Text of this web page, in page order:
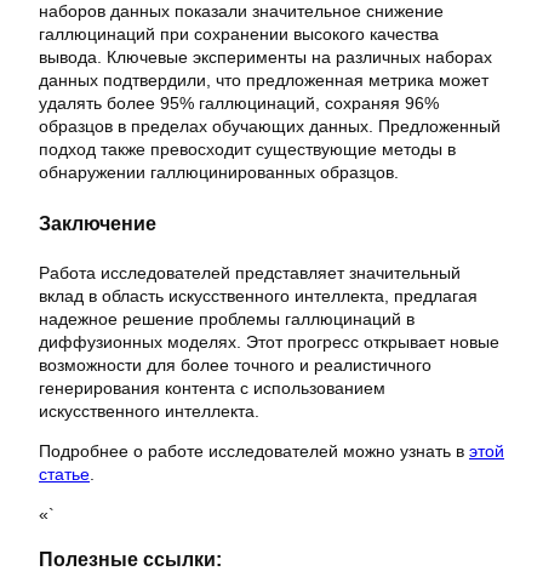
наборов данных показали значительное снижение
галлюцинаций при сохранении высокого качества
вывода. Ключевые эксперименты на различных наборах
данных подтвердили, что предложенная метрика может
удалять более 95% галлюцинаций, сохраняя 96%
образцов в пределах обучающих данных. Предложенный
подход также превосходит существующие методы в
обнаружении галлюцинированных образцов.
Заключение
Работа исследователей представляет значительный
вклад в область искусственного интеллекта, предлагая
надежное решение проблемы галлюцинаций в
диффузионных моделях. Этот прогресс открывает новые
возможности для более точного и реалистичного
генерирования контента с использованием
искусственного интеллекта.
Подробнее о работе исследователей можно узнать в этой
статье
«`
Полезные ссылки: